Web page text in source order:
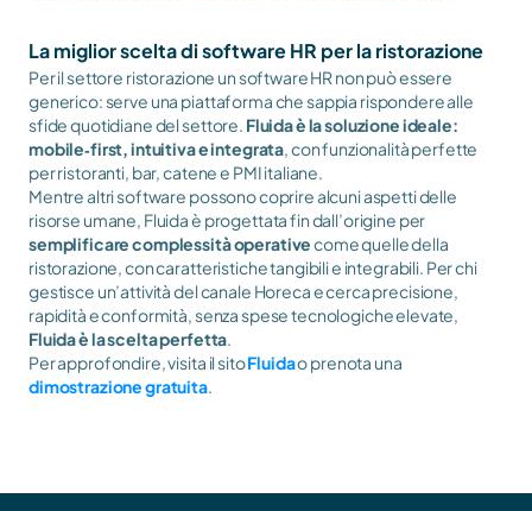
La miglior scelta di software HR per la ristorazione
Per il settore ristorazione un software HR non può essere
generico: serve una piattaforma che sappia rispondere alle
sfide quotidiane del settore. Fluida è la soluzione ideale:
mobile‑first, intuitiva e integrata, con funzionalità perfette
per ristoranti, bar, catene e PMI italiane.
Mentre altri software possono coprire alcuni aspetti delle
semplificare complessità operative come quelle della
ristorazione, con caratteristiche tangibili e integrabili. Per chi
gestisce un’attività del canale Horeca e cerca precisione,
Fluida è la scelta perfetta.
Per approfondire, visita il sito Fluida
dimostrazione gratuita.